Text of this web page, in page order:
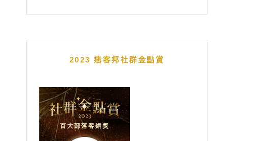
2023 痞客邦社群金點賞